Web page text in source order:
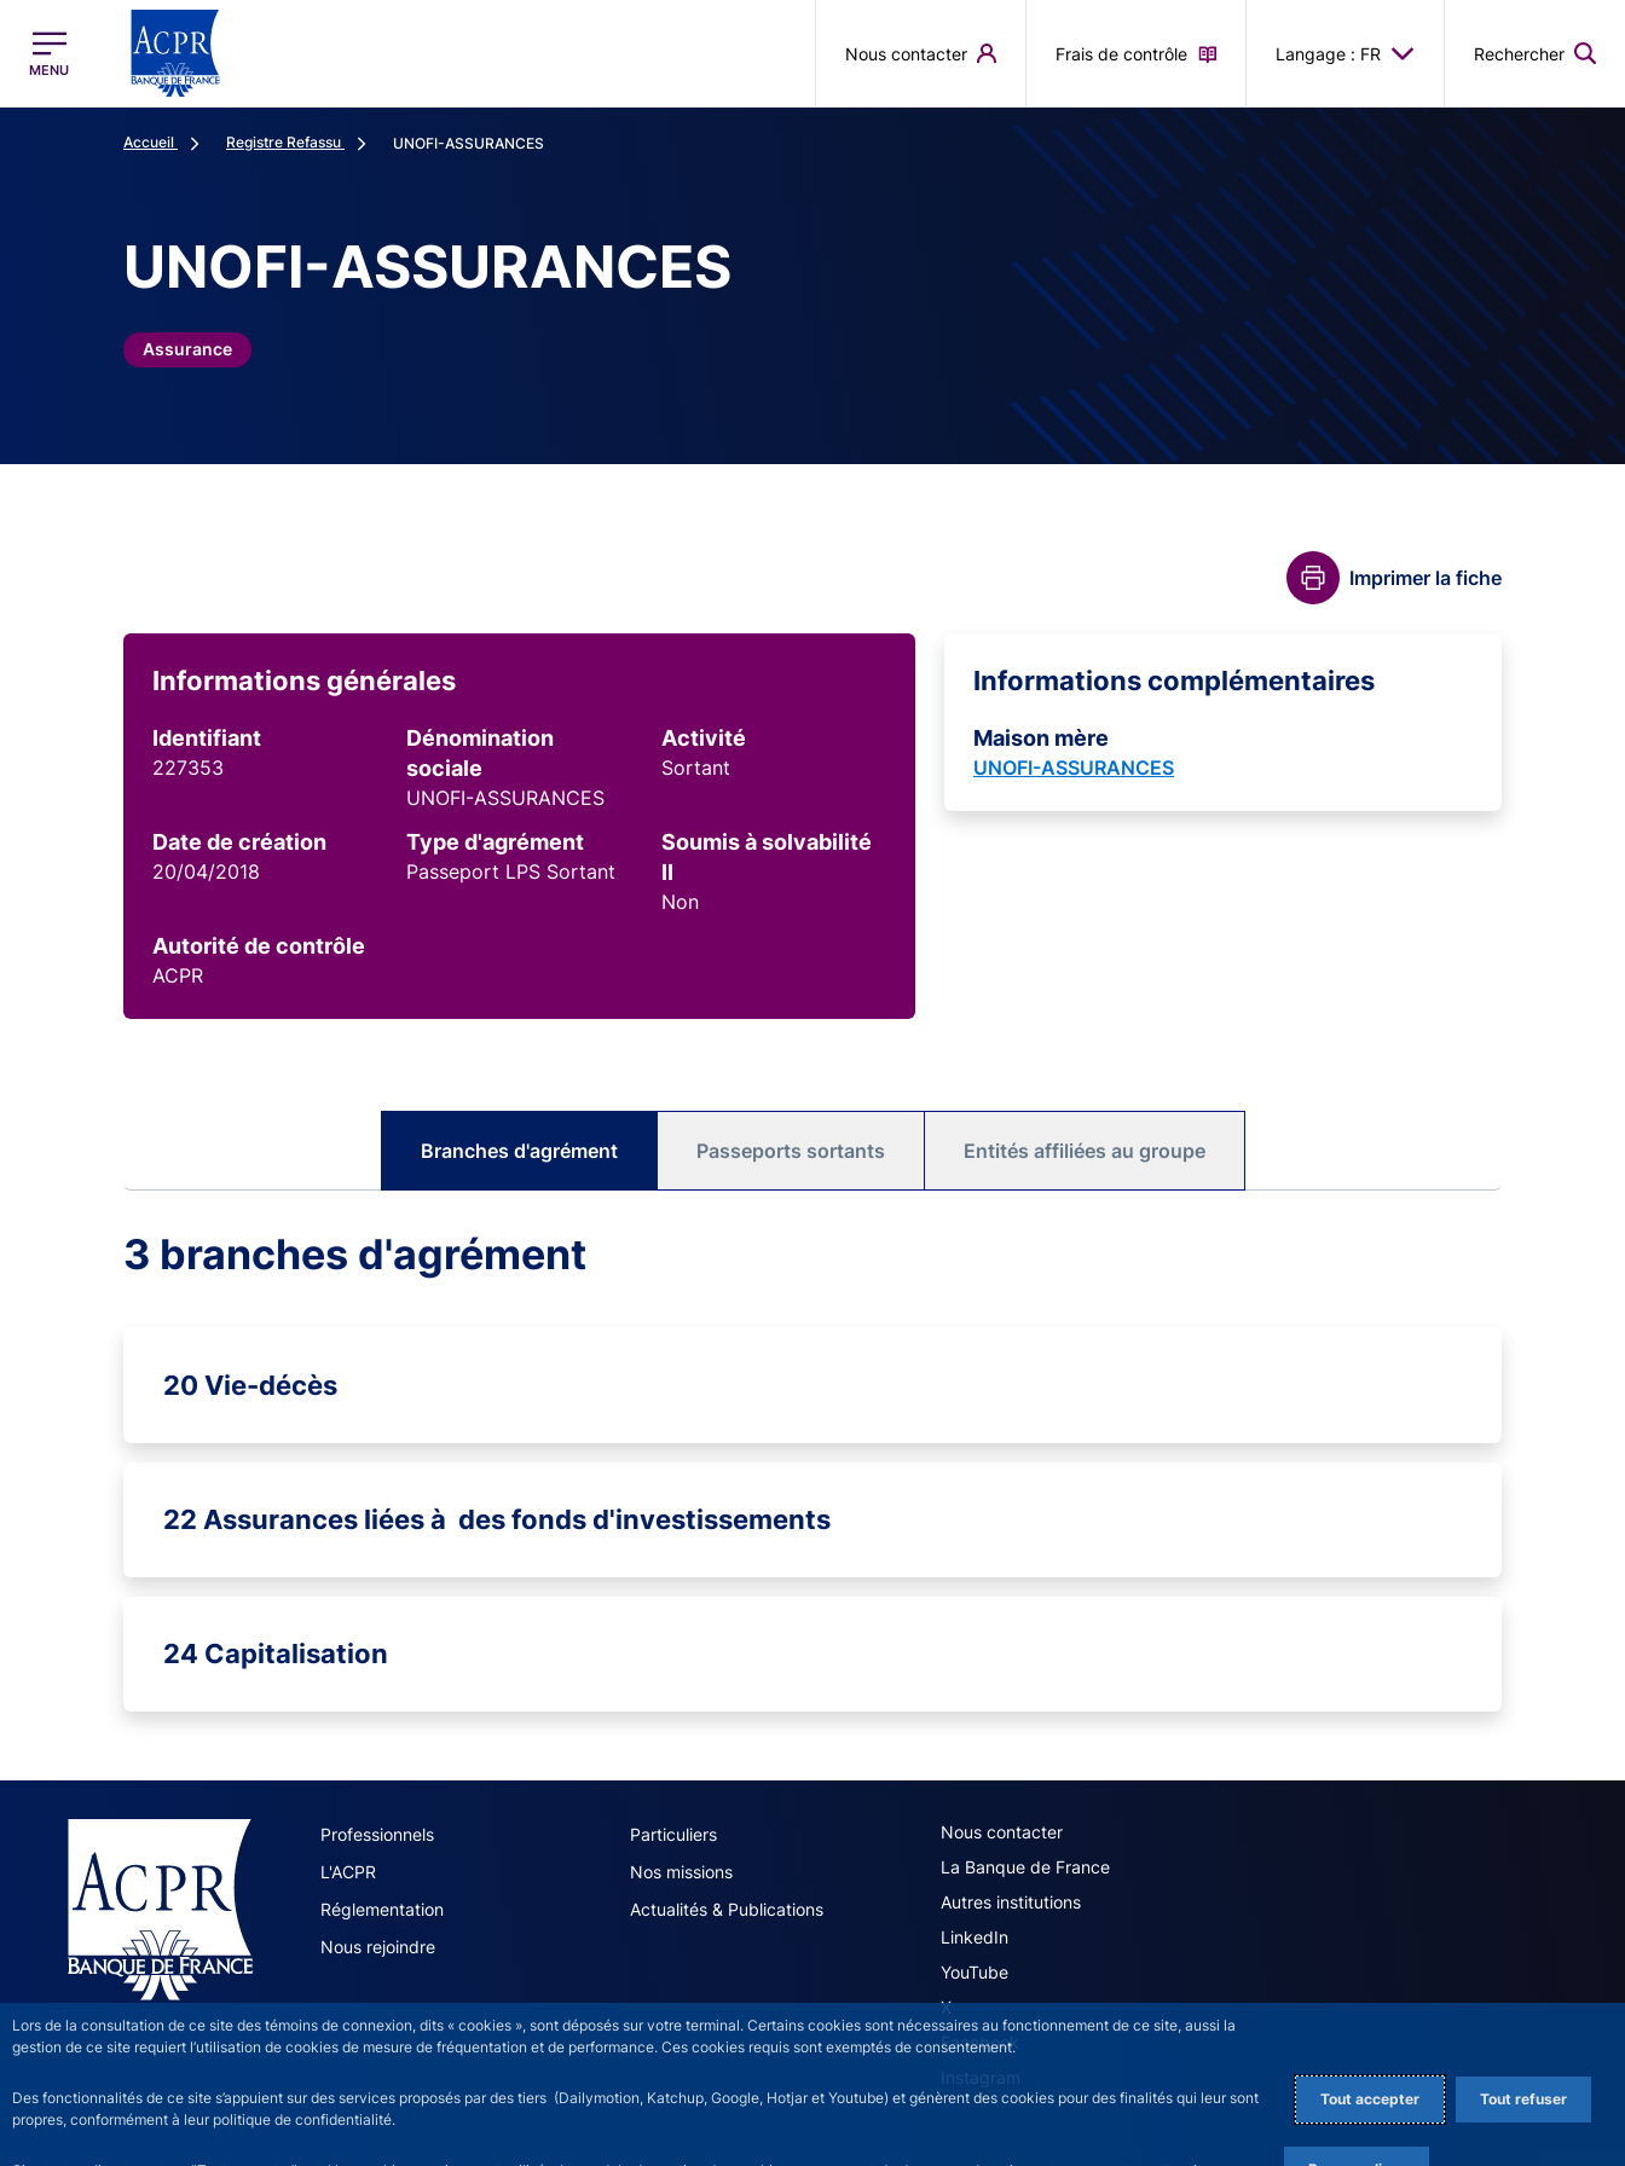
Lors de la consultation de ce site des témoins de connexion, dits « cookies », sont déposés sur votre terminal. Certains cookies sont nécessaires au fonctionnement de ce site, aussi la
gestion de ce site requiert l’utilisation de cookies de mesure de fréquentation et de performance. Ces cookies requis sont exemptés de consentement.
Des fonctionnalités de ce site s’appuient sur des services proposés par des tiers (Dailymotion, Katchup, Google, Hotjar et Youtube) et génèrent des cookies pour des finalités qui leur sont
propres, conformément à leur politique de confidentialité.
Tout accepter Tout refuser
ACPR Menu Principal (French)
MENU
Nous contacter Frais de contrôle Langage : FR Rechercher
Accueil Registre Refassu UNOFI-ASSURANCES
UNOFI-ASSURANCES
Assurance
Imprimer la fiche
Informations générales
Identifiant
227353
Dénomination
sociale
UNOFI-ASSURANCES
Activité
Sortant
Date de création
20/04/2018
Type d'agrément
Passeport LPS Sortant
Soumis à solvabilité
II
Non
Autorité de contrôle
ACPR
Informations complémentaires
Maison mère
UNOFI-ASSURANCES
Branches d'agrément Passeports sortants Entités affiliées au groupe
3 branches d'agrément
20 Vie-décès
22 Assurances liées à des fonds d'investissements
24 Capitalisation
ACPR site navigation (French)
Professionnels
Particuliers
L'ACPR
Nos missions
Réglementation
Actualités & Publications
Nous rejoindre
ACPR footer secondary menu (French)
Nous contacter
La Banque de France
Autres institutions
LinkedIn
YouTube
X
Facebook
Instagram